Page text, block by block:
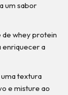
um sabor
de whey protein
enriquecer a
uma textura
e misture ao